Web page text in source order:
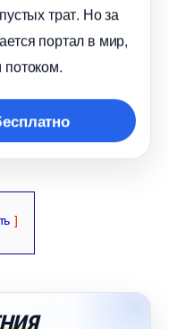
трат. Но за
портал в мир,